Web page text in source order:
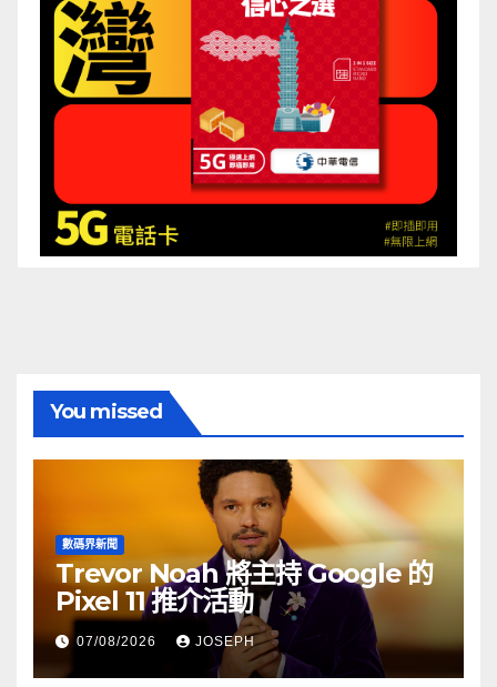
You missed
數碼界新聞
Trevor Noah 將主持 Google 的
Pixel 11 推介活動
07/08/2026 JOSEPH